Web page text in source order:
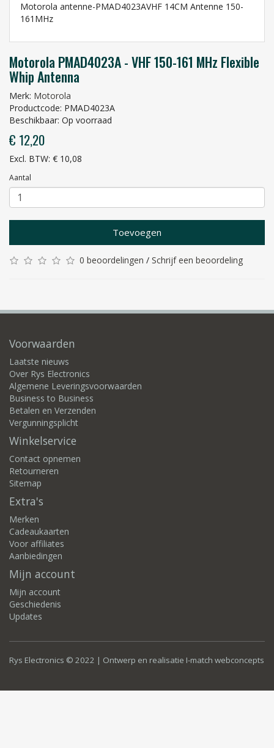
Motorola antenne-PMAD4023AVHF 14CM Antenne 150-
161MHz
Motorola PMAD4023A - VHF 150-161 MHz Flexible
Whip Antenna
Merk: Motorola
Productcode: PMAD4023A
Beschikbaar: Op voorraad
€ 12,20
Excl. BTW: € 10,08
Aantal
Toevoegen
0 beoordelingen / Schrijf een beoordeling
Voorwaarden
Laatste nieuws
Over Rys Electronics
Algemene Leveringsvoorwaarden
Business to Business
Betalen en Verzenden
Vergunningsplicht
Winkelservice
Contact opnemen
Retourneren
Sitemap
Extra's
Merken
Cadeaukaarten
Voor affiliates
Aanbiedingen
Mijn account
Mijn account
Geschiedenis
Updates
Rys Electronics © 2022 | Ontwerp en realisatie I-match webconcepts